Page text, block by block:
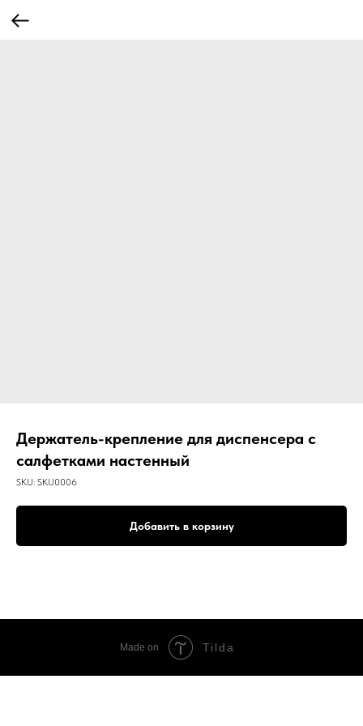
Держатель-крепление для диспенсера с
салфетками настенный
SKU: SKU0006
Добавить в корзину
Made on Tilda